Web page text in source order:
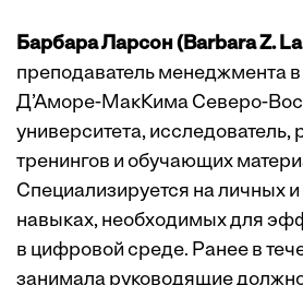
Барбара Ларсон (Barbara Z.
преподаватель менеджмента
Д’Аморе-МакКима Северо-
университета, исследователь,
тренингов и обучающих
Специализируется на личных
навыках, необходимых для
в цифровой среде. Ранее в
занимала руководящие